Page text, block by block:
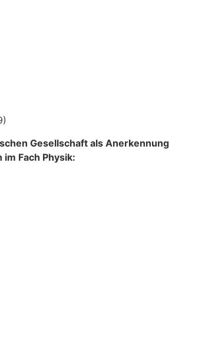
Gesellschaft als Anerkennung
Fach Physik: